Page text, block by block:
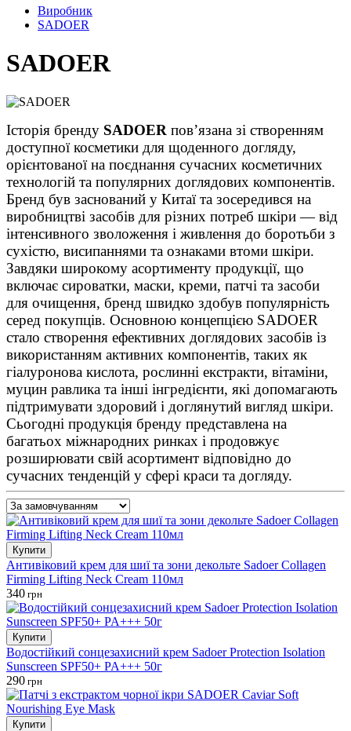
Виробник
SADOER
SADOER
Історія бренду SADOER пов’язана зі створенням
доступної косметики для щоденного догляду,
орієнтованої на поєднання сучасних косметичних
технологій та популярних доглядових компонентів.
Бренд був заснований у Китаї та зосередився на
виробництві засобів для різних потреб шкіри — від
інтенсивного зволоження і живлення до боротьби з
сухістю, висипаннями та ознаками втоми шкіри.
Завдяки широкому асортименту продукції, що
включає сироватки, маски, креми, патчі та засоби
для очищення, бренд швидко здобув популярність
серед покупців. Основною концепцією SADOER
стало створення ефективних доглядових засобів із
використанням активних компонентів, таких як
гіалуронова кислота, рослинні екстракти, вітаміни,
муцин равлика та інші інгредієнти, які допомагають
підтримувати здоровий і доглянутий вигляд шкіри.
Сьогодні продукція бренду представлена на
багатьох міжнародних ринках і продовжує
розширювати свій асортимент відповідно до
сучасних тенденцій у сфері краси та догляду.
Купити
Антивіковий крем для шиї та зони декольте Sadoer Collagen
Firming Lifting Neck Cream 110мл
340 грн
Купити
Водостійкий сонцезахисний крем Sadoer Protection Isolation
Sunscreen SPF50+ PA+++ 50г
290 грн
Купити